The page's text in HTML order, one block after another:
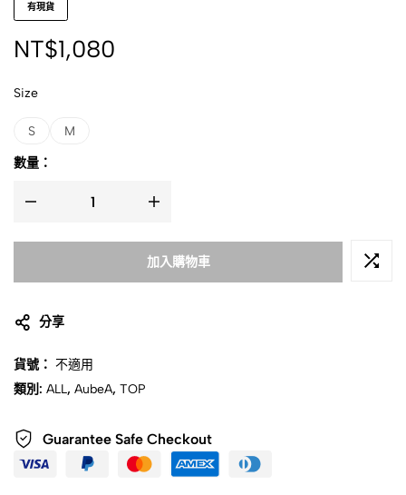
有現貨
NT$1,080
Size
S M
數量：
加入購物車
分享
貨號： 不適用
類別: ALL, AubeA, TOP
Guarantee Safe Checkout